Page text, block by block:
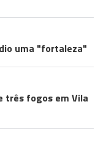
uma "fortaleza"
três fogos em Vila